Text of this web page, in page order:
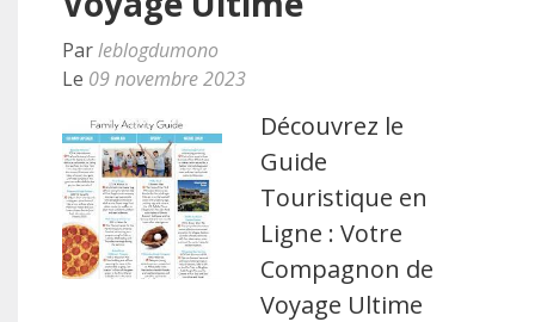
Parleblogdumono
Le 09 novembre 2023
Découvrez le
Guide
Touristique en
Ligne : Votre
Compagnon de
Voyage Ultime